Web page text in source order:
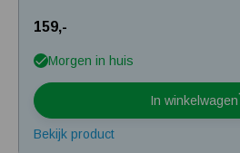
159,-
Morgen in huis
In winkelwagen
Bekijk product